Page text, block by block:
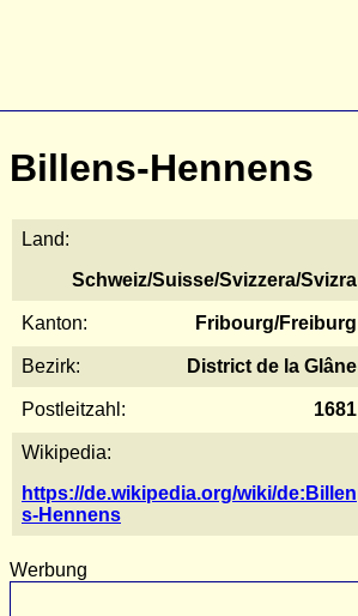
Billens-Hennens
Land:
Schweiz/Suisse/Svizzera/Svizra
Kanton: Fribourg/Freiburg
Bezirk: District de la Glâne
Postleitzahl: 1681
Wikipedia:
https://de.wikipedia.org/wiki/de:Billen
s-Hennens
Werbung